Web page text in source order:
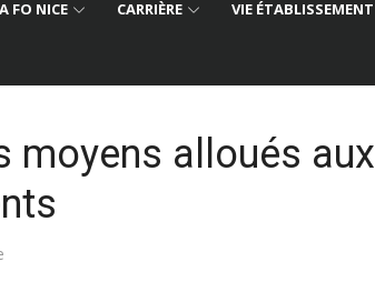
FO NICE CARRIÈRE VIE ÉTABLISSEMENT
moyens alloués aux